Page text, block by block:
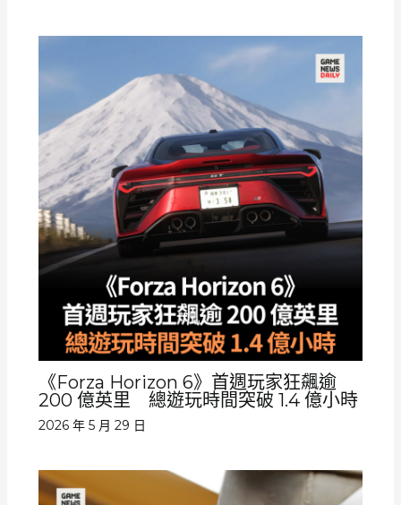
《Forza Horizon 6》首週玩家狂飆逾
200 億英里 總遊玩時間突破 1.4 億小時
2026 年 5 月 29 日